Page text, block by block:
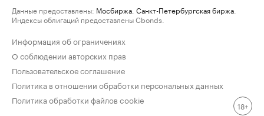
Данные предоставлены: Мосбиржа Санкт-Петербургская биржа
Индексы облигаций предоставлены Cbonds.
Информация об ограничениях
О соблюдении авторских прав
Пользовательское соглашение
Политика в отношении обработки персональных данных
Политика обработки файлов cookie
18+